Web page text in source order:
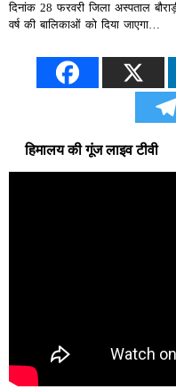
दिनांक 28 फरवरी जिला अस्पताल
वर्ष की बालिकाओं को दिया जाएगा…
हिमालय की गूंज लाइव टीवी